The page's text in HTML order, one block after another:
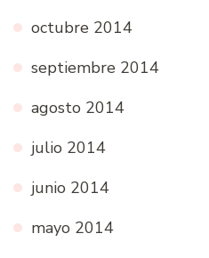
octubre 2014
septiembre 2014
agosto 2014
julio 2014
junio 2014
mayo 2014